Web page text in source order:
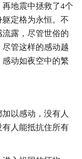
地震中拯救了4个
定格为永恒。不
露，尽管世俗的
管这样的感动越
动如夜空中的繁
以感动，没有人
人能抵抗住所有